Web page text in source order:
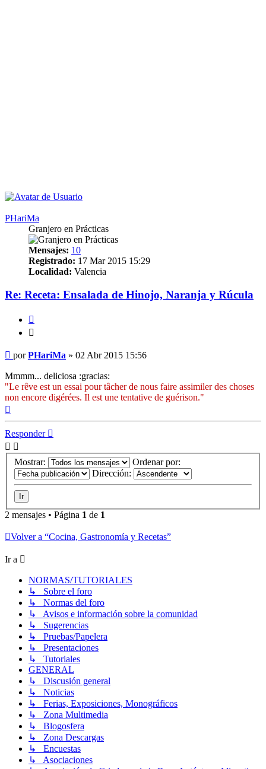
PHariMa
Granjero en Prácticas
Mensajes: 10
Registrado: 17 Mar 2015 15:29
Localidad: Valencia
Re: Receta: Ensalada de Hinojo, Naranja y Rúcula
Mensaje
porPHariMa » 02 Abr 2015 15:56
Mmmm... deliciosa :gracias:
"Le rêve est un essai pour tâcher de nous faire assimiler des choses
non encore digérées. Il est une tentative de guérison."
Responder
Mostrar:
Ordenar por:
Dirección:
2 mensajes • Página 1 de 1
Volver a “Cocina, Gastronomía y Recetas”
Ir a
NORMAS/TUTORIALES
↳ Sobre el foro
↳ Normas del foro
↳ Avisos e información sobre la comunidad
↳ Sugerencias
↳ Pruebas/Papelera
↳ Presentaciones
↳ Tutoriales
GENERAL
↳ Discusión general
↳ Noticias
↳ Ferias, Exposiciones, Monográficos
↳ Zona Multimedia
↳ Blogosfera
↳ Zona Descargas
↳ Encuestas
↳ Asociaciones